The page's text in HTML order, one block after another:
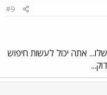
#9
אתה יכול לעשות חיפוש